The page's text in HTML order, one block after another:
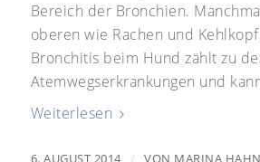
Bereich der Bronchien.
oberen wie Rachen und
Bronchitis beim Hund zählt zu
Atemwegserkrankungen und
Weiterlesen
6. AUGUST 2014 / VON MARINA HAHN